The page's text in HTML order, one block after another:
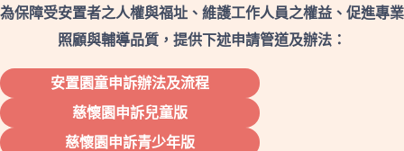
為保障受安置者之人權與福址、維護工作人員之權益、促進專業
照顧與輔導品質，提供下述申請管道及辦法：
安置園童申訴辦法及流程
慈懷園申訴兒童版
慈懷園申訴青少年版